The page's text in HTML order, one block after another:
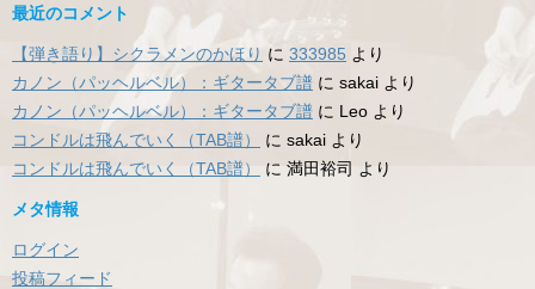
最近のコメント
【弾き語り】シクラメンのかほり に 333985 より
カノン（パッヘルベル）：ギタータブ譜 に sakai より
カノン（パッヘルベル）：ギタータブ譜 に Leo より
コンドルは飛んでいく（TAB譜）
に sakai より
コンドルは飛んでいく（TAB譜）
に 満田裕司 より
メタ情報
ログイン
投稿フィード